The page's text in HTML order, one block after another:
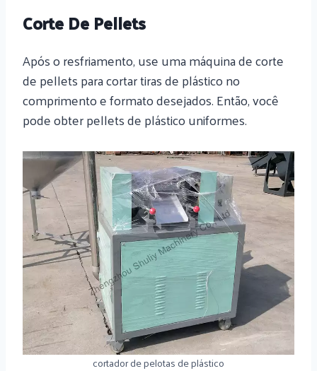
Corte De Pellets
Após o resfriamento, use uma máquina de corte
de pellets para cortar tiras de plástico no
comprimento e formato desejados. Então, você
pode obter pellets de plástico uniformes.
cortador de pelotas de plástico